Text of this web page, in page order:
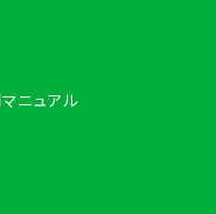
ニュアル